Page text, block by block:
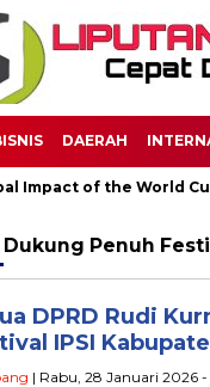
DAERAH
of the World Cup
Dukung Penuh
DPRD Rudi
IPSI
| Rabu, 28 Januari 2026